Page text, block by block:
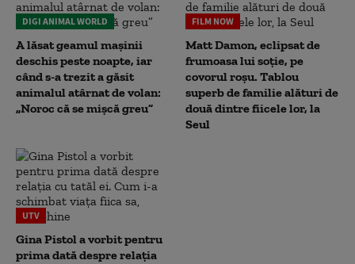
DIGI ANIMAL WORLD
A lăsat geamul mașinii
deschis peste noapte, iar
când s-a trezit a găsit
animalul atârnat de volan:
„Noroc că se mișcă greu”
FILM NOW
Matt Damon, eclipsat de
frumoasa lui soție, pe
covorul roșu. Tablou
superb de familie alături de
două dintre fiicele lor, la
Seul
UTV
Gina Pistol a vorbit pentru
prima dată despre relația